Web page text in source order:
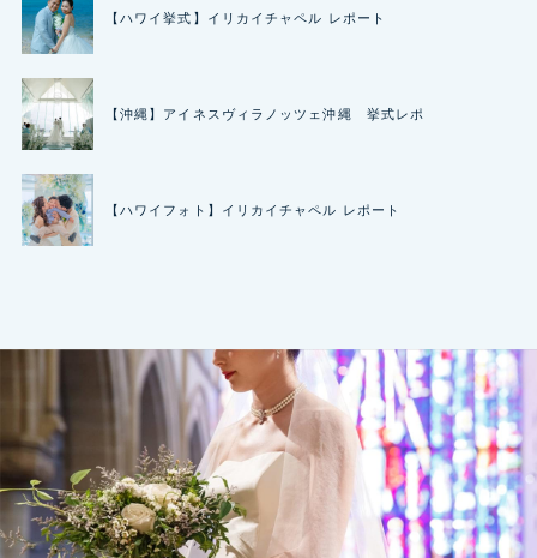
【ハワイ挙式】イリカイチャペル レポート
【沖縄】アイネスヴィラノッツェ沖縄 挙式レポ
【ハワイフォト】イリカイチャペル レポート